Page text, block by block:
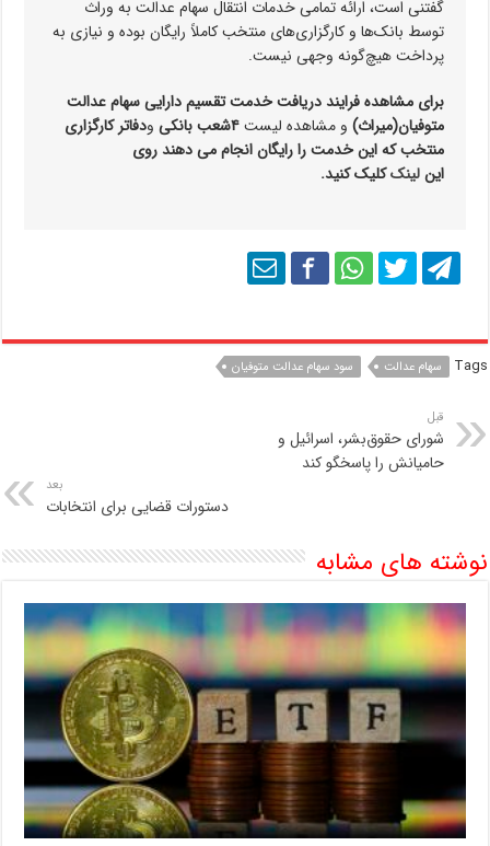
گفتنی است، ارائه تمامی خدمات انتقال سهام عدالت به وراث
توسط بانک‌ها و کارگزاری‌های منتخب کاملاً رایگان بوده و نیازی به
پرداخت هیچ‌گونه وجهی نیست.
برای مشاهدهفرایند دریافت خدمت تقسیم دارایی سهام عدالت
متوفیان(میراث) و مشاهده لیست۴شعب بانکی ودفاتر کارگزاری
منتخبکه این خدمت رارایگانانجام می دهند روی
اینلینککلیک کنید.
Tags سهام عدالت سود سهام عدالت متوفیان
قبل
شورای حقوق‌بشر، اسرائیل و
حامیانش را پاسخگو کند
بعد
دستورات قضایی برای انتخابات
نوشته های مشابه